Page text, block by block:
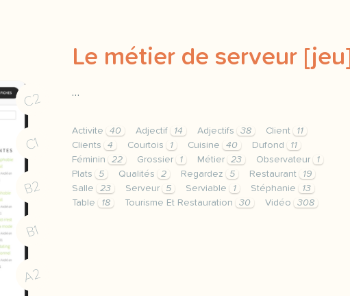
C2
C1
B2
B1
A2
Le métier de serveur [jeu]
…
Activite 40 Adjectif 14 Adjectifs 38 Client
11
Clients
4 Courtois 1 Cuisine 40 Dufond
11
Féminin
22 Grossier 1 Métier 23 Observateur
1
Plats
5 Qualités 2 Regardez 5 Restaurant
19
Salle
23 Serveur 5 Serviable 1 Stéphanie
13
Table
18 Tourisme Et Restauration 30 Vidéo 308